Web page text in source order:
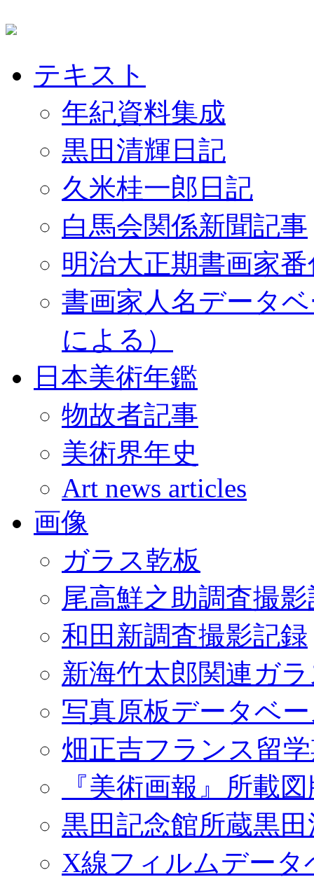
テキスト
年紀資料集成
黒田清輝日記
久米桂一郎日記
白馬会関係新聞記事
明治大正期書画家
書画家人名データ
による）
日本美術年鑑
物故者記事
美術界年史
Art news articles
画像
ガラス乾板
尾高鮮之助調査撮
和田新調査撮影記録
新海竹太郎関連ガ
写真原板データベ
畑正吉フランス留
『美術画報』所載
黒田記念館所蔵黒
X線フィルムデータ